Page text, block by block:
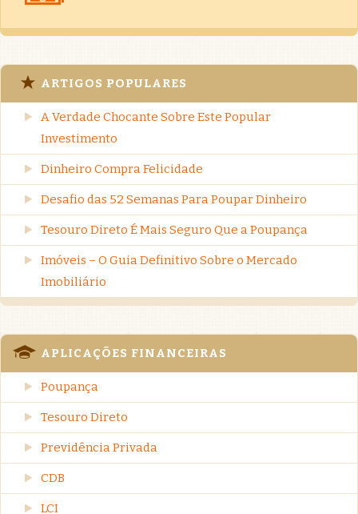
ARTIGOS POPULARES
A Verdade Chocante Sobre Este Popular
Investimento
Dinheiro Compra Felicidade
Desafio das 52 Semanas Para Poupar Dinheiro
Tesouro Direto É Mais Seguro Que a Poupança
Imóveis – O Guia Definitivo Sobre o Mercado
Imobiliário
APLICAÇÕES FINANCEIRAS
Poupança
Tesouro Direto
Previdência Privada
CDB
LCI